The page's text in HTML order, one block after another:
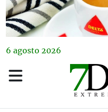
6 agosto 2026